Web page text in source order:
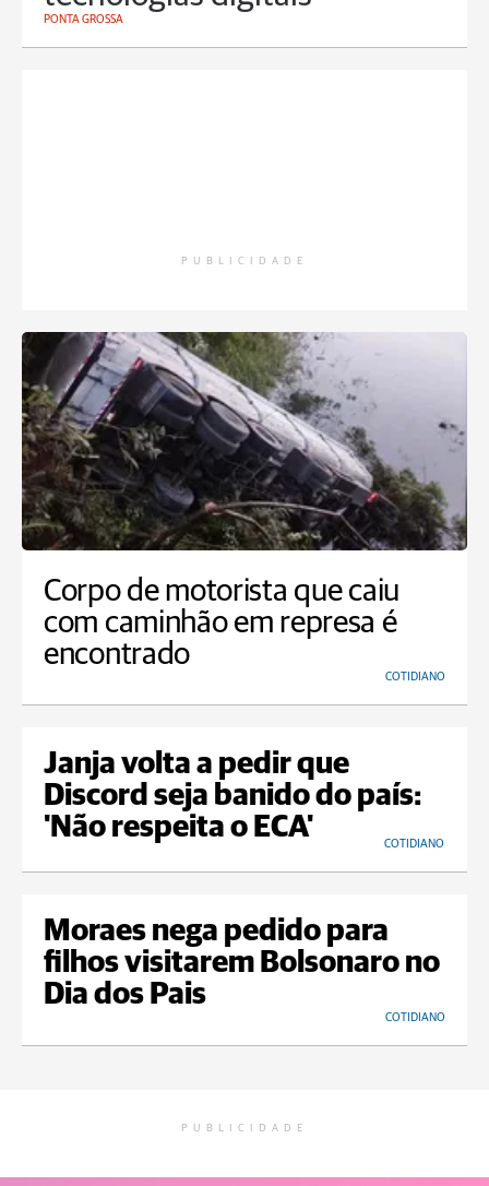
PONTA GROSSA
PUBLICIDADE
Corpo de motorista que caiu
com caminhão em represa é
encontrado
COTIDIANO
Janja volta a pedir que
Discord seja banido do país:
'Não respeita o ECA'
COTIDIANO
Moraes nega pedido para
filhos visitarem Bolsonaro no
Dia dos Pais
COTIDIANO
PUBLICIDADE